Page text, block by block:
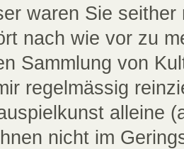
waren Sie seither
nach wie vor zu
Sammlung von
regelmässig
alleine
nicht im